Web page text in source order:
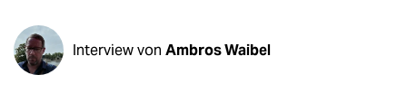
fragen & hilfeInterview von Ambros Waibel